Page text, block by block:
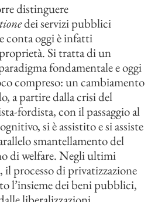
distinguere
dei servizi pubblici
conta oggi è infatti
Si tratta di un
fondamentale e oggi
compreso: un cambiamento
a partire dalla crisi del
fordista, con il passaggio al
si è assistito e si assiste
smantellamento del
di welfare. Negli ultimi
processo di privatizzazione
l’insieme dei beni pubblici,